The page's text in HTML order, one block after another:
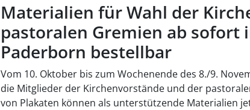
Materialien für Wahl der
pastoralen Gremien ab sofort
Paderborn bestellbar
Vom 10. Oktober bis zum Wochenende des 8./9.
die Mitglieder der Kirchenvorstände und der
von Plakaten können als unterstützende Materialien